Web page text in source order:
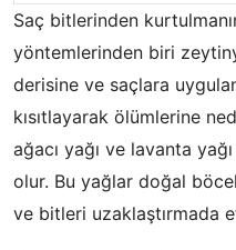
Saç bitlerinden
yöntemlerinden biri
derisine ve saçlara
kısıtlayarak ölümlerine
ağacı yağı ve lavanta
olur. Bu yağlar doğal
ve bitleri uzaklaştırmada